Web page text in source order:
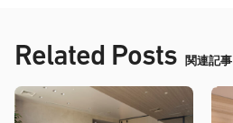
Related Posts 関連記事